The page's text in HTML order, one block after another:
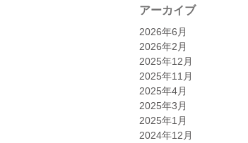
アーカイブ
2026年6月
2026年2月
2025年12月
2025年11月
2025年4月
2025年3月
2025年1月
2024年12月